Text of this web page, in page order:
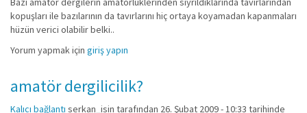
kopuşları ile bazılarının da tavırlarını hiç ortaya koyamadan kapanmaları
hüzün verici olabilir belki..
Yorum yapmak için giriş yapın
amatör dergilicilik?
Kalıcı bağlantı serkan_isin tarafından 26. Şubat 2009 - 10:33 tarihinde